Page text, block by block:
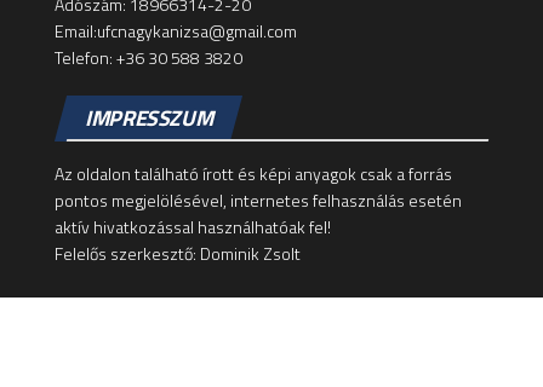
Email:ufcnagykanizsa@gmail.com
Telefon: +36 30 588 3820
IMPRESSZUM
Az oldalon található írott és képi anyagok csak a forrás
pontos megjelölésével, internetes felhasználás esetén
aktív hivatkozással használhatóak fel!
Felelős szerkesztő: Dominik Zsolt